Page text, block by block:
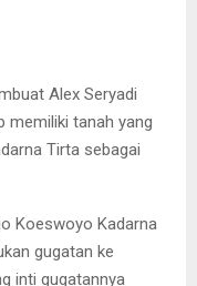
477. (FOTO :
Alex Seryadi
memiliki tanah yang
Tirta sebagai
Koeswoyo Kadarna
gugatan ke
inti gugatannya